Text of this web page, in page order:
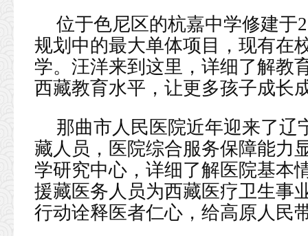
位于色尼区的杭嘉中学修建于
规划中的最大单体项目，现有在
学。汪洋来到这里，详细了解教
西藏教育水平，让更多孩子成长
那曲市人民医院近年迎来了辽
藏人员，医院综合服务保障能力
学研究中心，详细了解医院基本
援藏医务人员为西藏医疗卫生事
行动诠释医者仁心，给高原人民